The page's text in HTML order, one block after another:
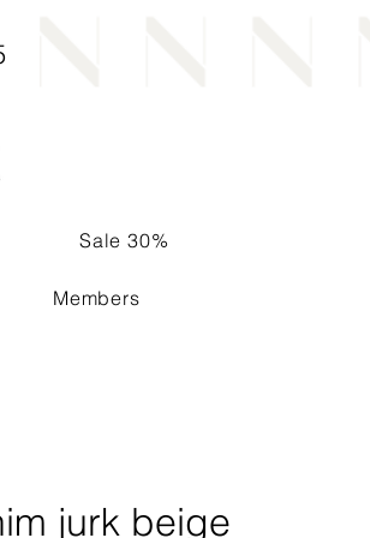
Sale 30%
Members
jurk beige